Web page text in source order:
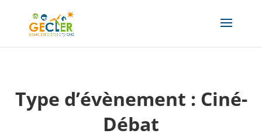
Type d’évènement : Ciné-
Débat